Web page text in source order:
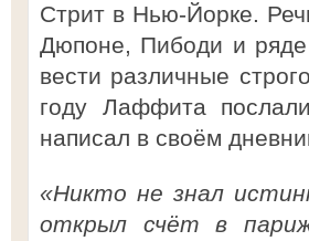
Стрит в Нью-Йорке.
Дюпоне, Пибоди и ряде
вести различные
году Лаффита
написал в своём
«Никто не знал
открыл счёт в